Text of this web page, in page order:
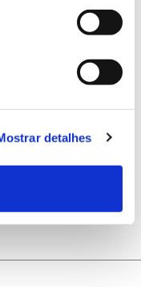
detalhes
voluntários